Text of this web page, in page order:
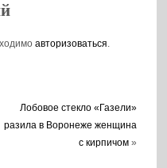
авторизоваться
Лобовое стекло «Газели»
разила в Воронеже женщина
с кирпичом »